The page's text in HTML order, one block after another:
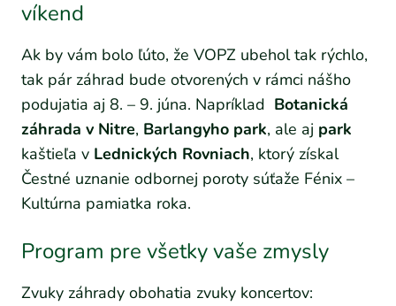
víkend
Ak by vám bolo ľúto, že VOPZ ubehol tak rýchlo,
tak pár záhrad bude otvorených v rámci nášho
podujatia aj 8. – 9. júna. Napríklad Botanická
záhrada v Nitre, Barlangyho park, ale aj park
kaštieľa v Lednických Rovniach, ktorý získal
Čestné uznanie odbornej poroty súťaže Fénix –
Kultúrna pamiatka roka.
Program pre všetky vaše zmysly
Zvuky záhrady obohatia zvuky koncertov: